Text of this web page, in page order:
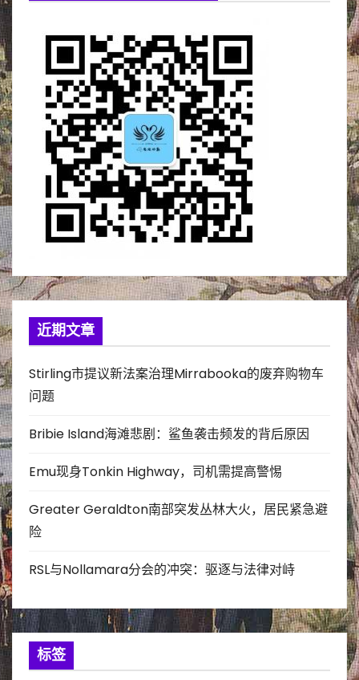
近期文章
Stirling市提议新法案治理Mirrabooka的废弃购物车
问题
Bribie Island海滩悲剧：鲨鱼袭击频发的背后原因
Emu现身Tonkin Highway，司机需提高警惕
Greater Geraldton南部突发丛林大火，居民紧急避
险
RSL与Nollamara分会的冲突：驱逐与法律对峙
标签